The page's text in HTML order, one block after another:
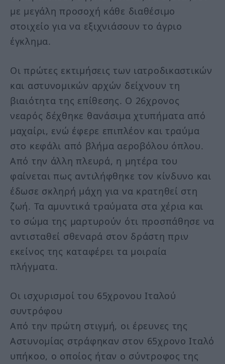
με μεγάλη προσοχή κάθε διαθέσιμο
στοιχείο για να εξιχνιάσουν το άγριο
έγκλημα.
Οι πρώτες εκτιμήσεις των ιατροδικαστικών
και αστυνομικών αρχών δείχνουν τη
βιαιότητα της επίθεσης. Ο 26χρονος
νεαρός δέχθηκε θανάσιμα χτυπήματα από
μαχαίρι, ενώ έφερε επιπλέον και τραύμα
στο κεφάλι από βλήμα αεροβόλου όπλου.
Από την άλλη πλευρά, η μητέρα του
φαίνεται πως αντιλήφθηκε τον κίνδυνο και
έδωσε σκληρή μάχη για να κρατηθεί στη
ζωή. Τα αμυντικά τραύματα στα χέρια και
το σώμα της μαρτυρούν ότι προσπάθησε να
αντισταθεί σθεναρά στον δράστη πριν
εκείνος της καταφέρει τα μοιραία
πλήγματα.
Οι ισχυρισμοί του 65χρονου Ιταλού
συντρόφου
Από την πρώτη στιγμή, οι έρευνες της
Αστυνομίας στράφηκαν στον 65χρονο Ιταλό
υπήκοο, ο οποίος ήταν ο σύντροφος της